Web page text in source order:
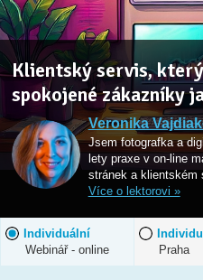
Klientský servis,
spokojené zákazníky
Veronika
Jsem fotografka a
lety praxe v on-line
stránek a klientském
Více o lektorovi »
Individuální
Webinář - online
Praha